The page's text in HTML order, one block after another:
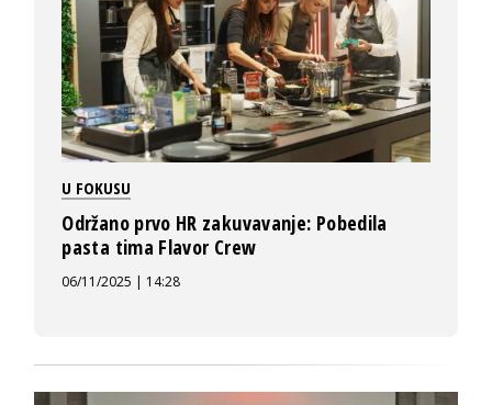
U FOKUSU
Održano prvo HR zakuvavanje: Pobedila
pasta tima Flavor Crew
06/11/2025 | 14:28